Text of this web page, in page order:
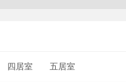
四居室 五居室